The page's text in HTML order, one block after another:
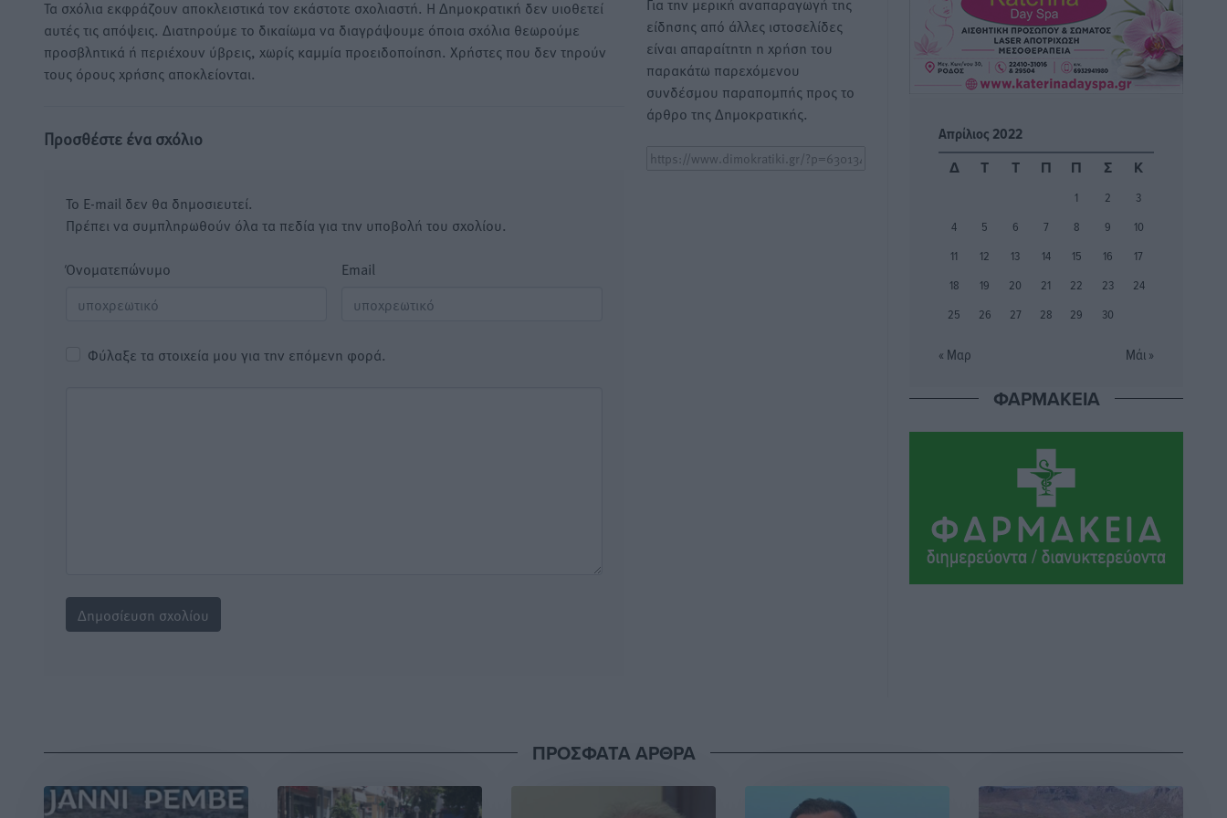
Τα σχόλια εκφράζουν αποκλειστικά τον εκάστοτε σχολιαστή. Η Δημοκρατική δεν υιοθετεί
αυτές τις απόψεις. Διατηρούμε το δικαίωμα να διαγράψουμε όποια σχόλια θεωρούμε
προσβλητικά ή περιέχουν ύβρεις, χωρίς καμμία προειδοποίηση. Χρήστες που δεν τηρούν
τους όρους χρήσης αποκλείονται.
Προσθέστε ένα σχόλιο
Το E-mail δεν θα δημοσιευτεί.
Πρέπει να συμπληρωθούν όλα τα πεδία για την υποβολή του σχολίου.
Όνοματεπώνυμο Email
Φύλαξε τα στοιχεία μου για την επόμενη φορά.
είδησης από άλλες ιστοσελίδες
είναι απαραίτητη η χρήση του
παρακάτω παρεχόμενου
συνδέσμου παραπομπής προς το
άρθρο της Δημοκρατικής.
ΚΑΕ Κολοσσός: Τα… ευρωπαϊκά
εισιτήρια διαρκείας
Αθλητικά• πριν 2 ώρες
Καρτσαμάρη
Η Μανίσα πήρε Buie και Davis
Αθλητικά πριν 2 ώρες
εμπειρία, επιστημονική γνώση και
σύγχρονες μεθόδους»
Νίκος Κοντίτσης
Αθλητικά• πριν 2 ώρες
Συναυλία Μάριου Φραγκούλη –
Πολιτιστικά πριν 3 ώρες
Τοπικές Ειδήσεις• πριν 4 ώρες
Απρίλιος 2022
Δ
Τ Τ Π Π Σ Κ
1 2
3
4
5 6 7 8 9
10
11
12 13 14 15 16
17
18
19 20 21 22 23
24
25
26 27 28 29 30
« Μαρ Μάι »
ΦΑΡΜΑΚΕΙΑ
ΠΡΟΣΦΑΤΑ ΑΡΘΡΑ